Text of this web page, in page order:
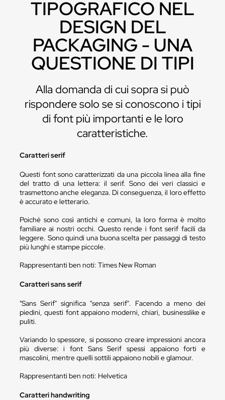
TIPOGRAFICO NEL
DESIGN DEL
PACKAGING - UNA
QUESTIONE DI TIPI
Alla domanda di cui sopra si può
rispondere solo se si conoscono i tipi
di font più importanti e le loro
caratteristiche.
Caratteri serif
Questi font sono caratterizzati da una piccola linea alla fine
del tratto di una lettera: il serif. Sono dei veri classici e
trasmettono anche eleganza. Di conseguenza, il loro effetto
è accurato e letterario.
Poiché sono così antichi e comuni, la loro forma è molto
familiare ai nostri occhi. Questo rende i font serif facili da
leggere. Sono quindi una buona scelta per passaggi di testo
più lunghi e stampe piccole.
Rappresentanti ben noti: Times New Roman
Caratteri sans serif
"Sans Serif" significa "senza serif". Facendo a meno dei
piedini, questi font appaiono moderni, chiari, businesslike e
puliti.
Variando lo spessore, si possono creare impressioni ancora
più diverse: i font Sans Serif spessi appaiono forti e
mascolini, mentre quelli sottili appaiono nobili e glamour.
Rappresentanti ben noti: Helvetica
Caratteri handwriting